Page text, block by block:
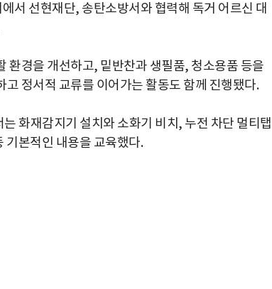
서 선현재단, 송탄소방서와 협력해 독거 어르신 대
환경을 개선하고, 밑반찬과 생필품, 청소용품 등을
정서적 교류를 이어가는 활동도 함께 진행됐다.
화재감지기 설치와 소화기 비치, 누전 차단 멀티탭
기본적인 내용을 교육했다.